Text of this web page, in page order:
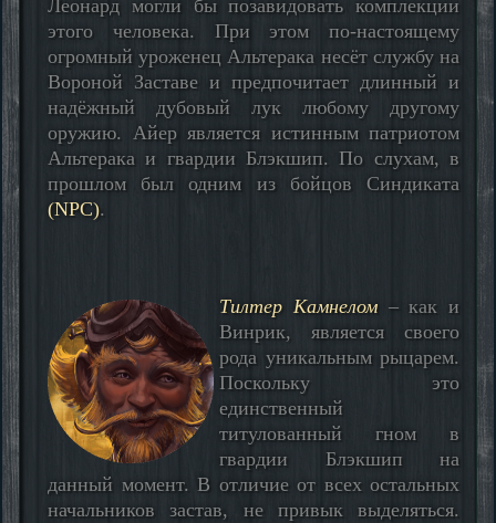
Леонард могли бы позавидовать комплекции
этого человека. При этом по-настоящему
огромный уроженец Альтерака несёт службу на
Вороной Заставе и предпочитает длинный и
надёжный дубовый лук любому другому
оружию. Айер является истинным патриотом
Альтерака и гвардии Блэкшип. По слухам, в
прошлом был одним из бойцов Синдиката
(NPC).
Тилтер Камнелом– как и
Винрик, является своего
рода уникальным рыцарем.
Поскольку это
единственный
титулованный гном в
гвардии Блэкшип на
данный момент. В отличие от всех остальных
начальников застав, не привык выделяться.